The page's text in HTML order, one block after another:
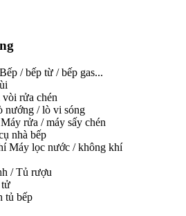
Bếp / bếp từ / bếp gas...
vòi rửa chén
nướng / lò vi sóng
Máy rửa / máy sấy chén
nhà bếp
Máy lọc nước / không khí
/ Tủ rượu
tủ bếp